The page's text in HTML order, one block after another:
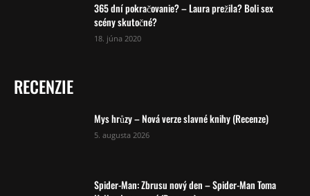
365 dní pokračovanie? – Laura prežila? Boli sex
scény skutočné?
18. júna 2020
RECENZIE
Mys hrůzy – Nová verze slavné knihy (Recenze)
5. augusta 2026
Spider-Man: Zbrusu nový den – Spider-Man Toma